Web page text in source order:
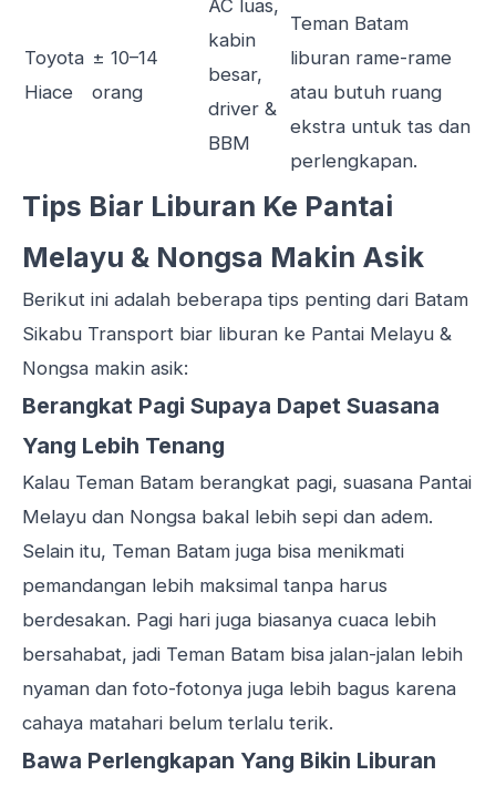
Toyota
Hiace
± 10–14
orang
AC luas,
kabin
besar,
driver &
BBM
Teman Batam
liburan rame-rame
atau butuh ruang
ekstra untuk tas dan
perlengkapan.
Tips Biar Liburan Ke Pantai
Melayu & Nongsa Makin Asik
Berikut ini adalah beberapa tips penting dari Batam
Sikabu Transport biar liburan ke Pantai Melayu &
Nongsa makin asik:
Berangkat Pagi Supaya Dapet Suasana
Yang Lebih Tenang
Kalau Teman Batam berangkat pagi, suasana Pantai
Melayu dan Nongsa bakal lebih sepi dan adem.
Selain itu, Teman Batam juga bisa menikmati
pemandangan lebih maksimal tanpa harus
berdesakan. Pagi hari juga biasanya cuaca lebih
bersahabat, jadi Teman Batam bisa jalan-jalan lebih
nyaman dan foto-fotonya juga lebih bagus karena
cahaya matahari belum terlalu terik.
Bawa Perlengkapan Yang Bikin Liburan